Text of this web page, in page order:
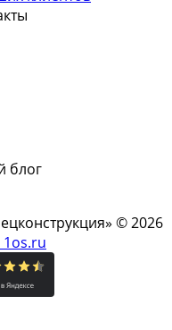
блог
© 2026
1os.ru